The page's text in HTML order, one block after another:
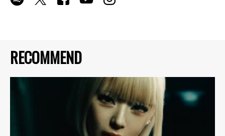
RECOMMEND